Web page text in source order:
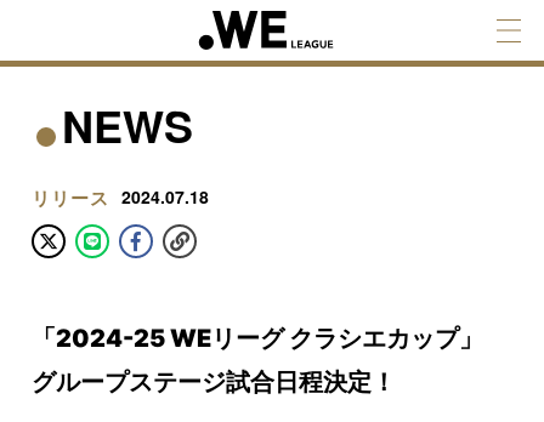
NEWS
リリース 2024.07.18
「2024-25 WEリーグ クラシエカップ」
グループステージ試合日程決定！